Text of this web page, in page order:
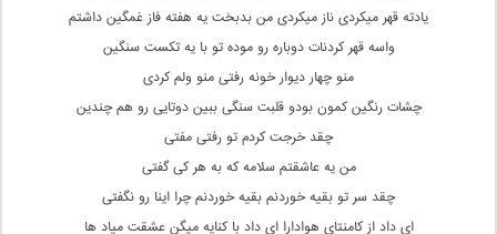
یادته قهر میکردی ناز میکردی من بدبخت یه هفته فاز غمگین داشتم
واسه قهر کردنات دوباره رو موده تو با یه تکست سنگین
منو چهار دیوار خونه رفتی منو ولم کردی
چشات رنگین کمون بودو قلبت سنگی ببین دوتایی رو هم چندین
چقد خرجت کردم تو رفتی مفتی
من یه عاشقتم سلامه که به هر کی گفتی
چقد سر تو بقیه خوردنم بقیه خوردنم چرا اینا رو نگفتی
ای داد از کامنتای هوادارا ای داد با کنایه میگن عشقت میاد ها